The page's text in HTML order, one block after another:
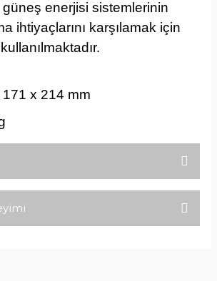
enerjisi sistemlerinin
ihtiyaçlarını karşılamak için
x 214 mm